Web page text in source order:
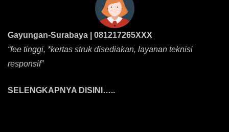
Gayungan-Surabaya | 081217265XXX
“fee tinggi, *kertas struk disediakan, layanan teknisi
responsif”
SELENGKAPNYA DISINI…..